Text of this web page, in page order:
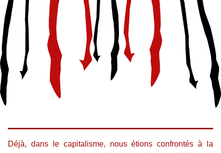
Déjà, dans le capitalisme, nous étions confrontés à la